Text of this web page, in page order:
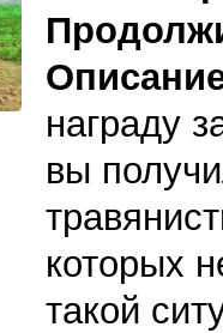
награду
вы
которых
такой